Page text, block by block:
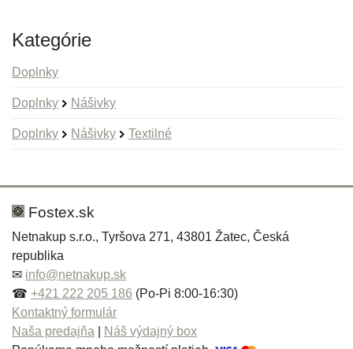
Kategórie
Doplnky
Doplnky Nášivky
Doplnky Nášivky Textilné
Hodnotenie:
Meno:*
E-mail:
Meno:
E-mail:*
Fostex.sk
Netnakup s.r.o., Tyršova 271, 43801 Žatec, Česká
republika
✉ info@netnakup.sk
☎ +421 222 205 186 (Po-Pi 8:00-16:30)
Kontaktný formulár
Naša predajňa
Náš výdajný box